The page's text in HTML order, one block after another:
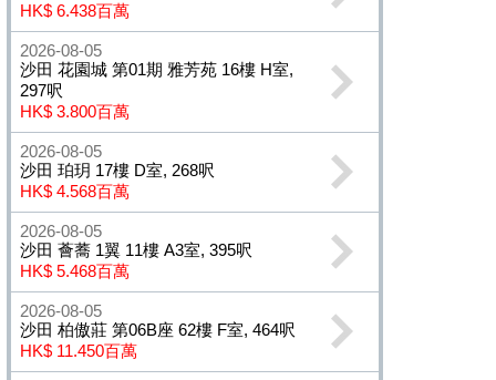
HK$ 6.438百萬
2026-08-05
沙田 花園城 第01期 雅芳苑 16樓 H室,
297呎
HK$ 3.800百萬
2026-08-05
沙田 珀玥 17樓 D室, 268呎
HK$ 4.568百萬
2026-08-05
沙田 薈蕎 1翼 11樓 A3室, 395呎
HK$ 5.468百萬
2026-08-05
沙田 柏傲莊 第06B座 62樓 F室, 464呎
HK$ 11.450百萬